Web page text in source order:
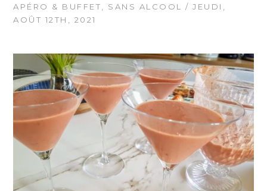
APÉRO & BUFFET SANS ALCOOL
/ JEUDI,
AOÛT 12TH, 2021